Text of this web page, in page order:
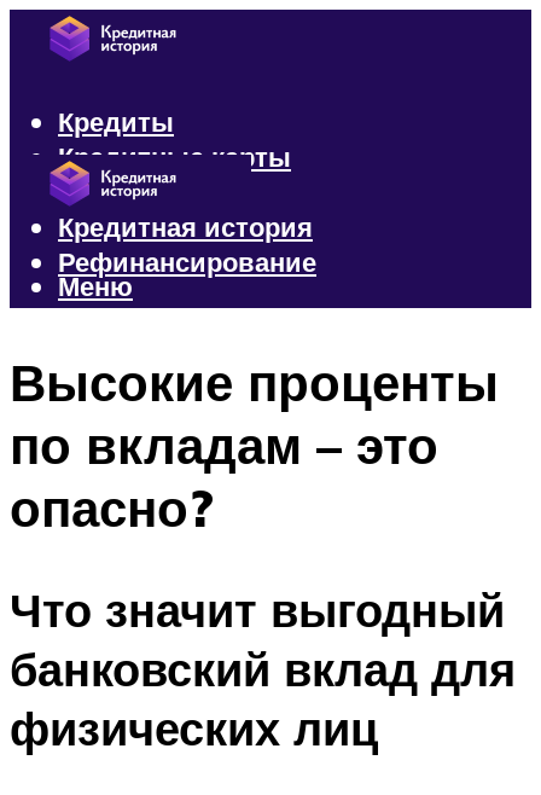
Кредиты
Кредитные карты
Микрозаймы
Кредитная история
Рефинансирование
Меню
Высокие проценты
по вкладам – это
опасно?
Что значит выгодный
банковский вклад для
физических лиц